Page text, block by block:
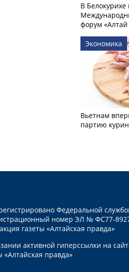
В Белокурихе
форум «Алтай
Экономика
Вьетнам
партию
Федеральной
номер ЭЛ № ФС77-
газеты «Алтайская правда»
активной гиперссылки на
«Алтайская правда»